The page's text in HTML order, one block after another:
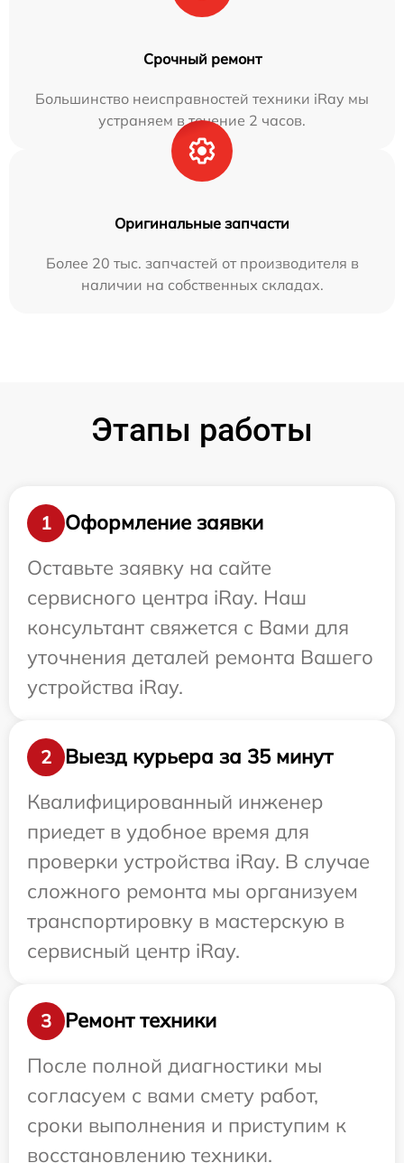
Срочный ремонт
Большинство неисправностей техники iRay мы
устраняем в течение 2 часов.
Оригинальные запчасти
Более 20 тыс. запчастей от производителя в
наличии на собственных складах.
Этапы работы
1
Оформление заявки
Оставьте заявку на сайте
сервисного центра iRay. Наш
консультант свяжется с Вами для
уточнения деталей ремонта Вашего
устройства iRay.
2
Выезд курьера за 35 минут
Квалифицированный инженер
приедет в удобное время для
проверки устройства iRay. В случае
сложного ремонта мы организуем
транспортировку в мастерскую в
сервисный центр iRay.
3
Ремонт техники
После полной диагностики мы
согласуем с вами смету работ,
сроки выполнения и приступим к
восстановлению техники.